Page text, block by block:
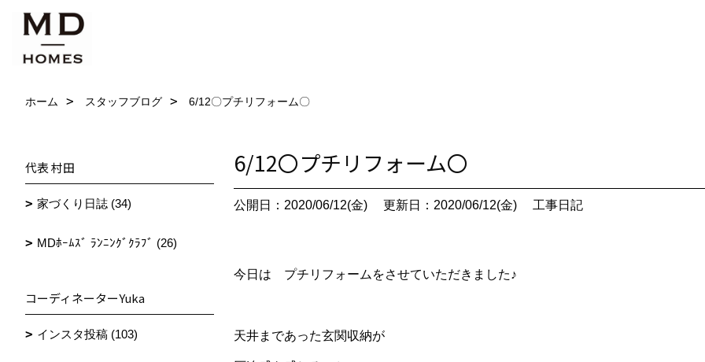
ホーム スタッフブログ 6/12〇プチリフォーム〇
6/12〇プチリフォーム〇
公開日：2020/06/12(金) 更新日：2020/06/12(金) 工事日記
今日は プチリフォームをさせていただきました♪
天井まであった玄関収納が
代表 村田
家づくり日誌 (34)
MDﾎｰﾑｽﾞ ﾗﾝﾆﾝｸﾞｸﾗﾌﾞ (26)
コーディネーターYuka
インスタ投稿 (103)